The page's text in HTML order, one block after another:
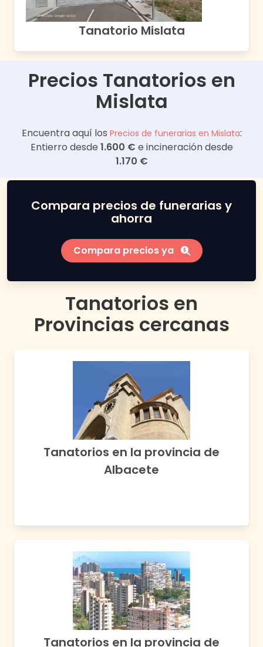
Tanatorio Mislata
Precios Tanatorios en
Mislata
Encuentra aquí los Precios de funerarias en Mislata:
Entierro desde 1.600 € e incineración desde
1.170 €
Compara precios de funerarias y
ahorra
Compara precios ya
Tanatorios en
Provincias cercanas
Tanatorios en la provincia de
Albacete
Tanatorios en la provincia de